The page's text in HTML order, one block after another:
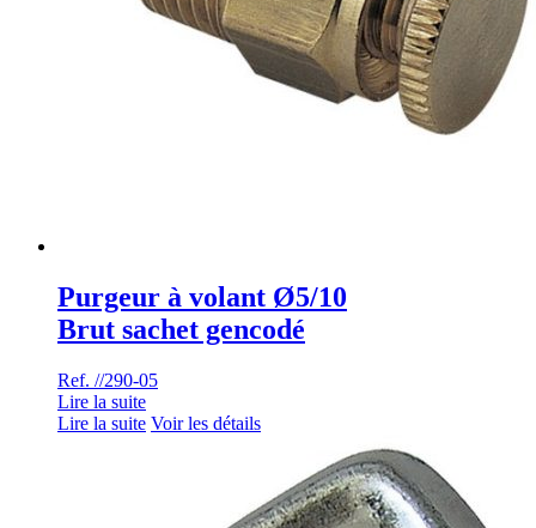
Purgeur à volant Ø5/10
Brut sachet gencodé
Ref. //290-05
Lire la suite
Lire la suite Voir les détails